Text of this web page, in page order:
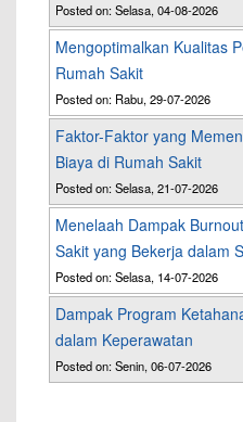
Posted on: Selasa, 04-08-2026
Mengoptimalkan Kualitas
Rumah Sakit
Posted on: Rabu, 29-07-2026
Faktor-Faktor yang
Biaya di Rumah Sakit
Posted on: Selasa, 21-07-2026
Menelaah Dampak
Sakit yang Bekerja dalam
Posted on: Selasa, 14-07-2026
Dampak Program
dalam Keperawatan
Posted on: Senin, 06-07-2026